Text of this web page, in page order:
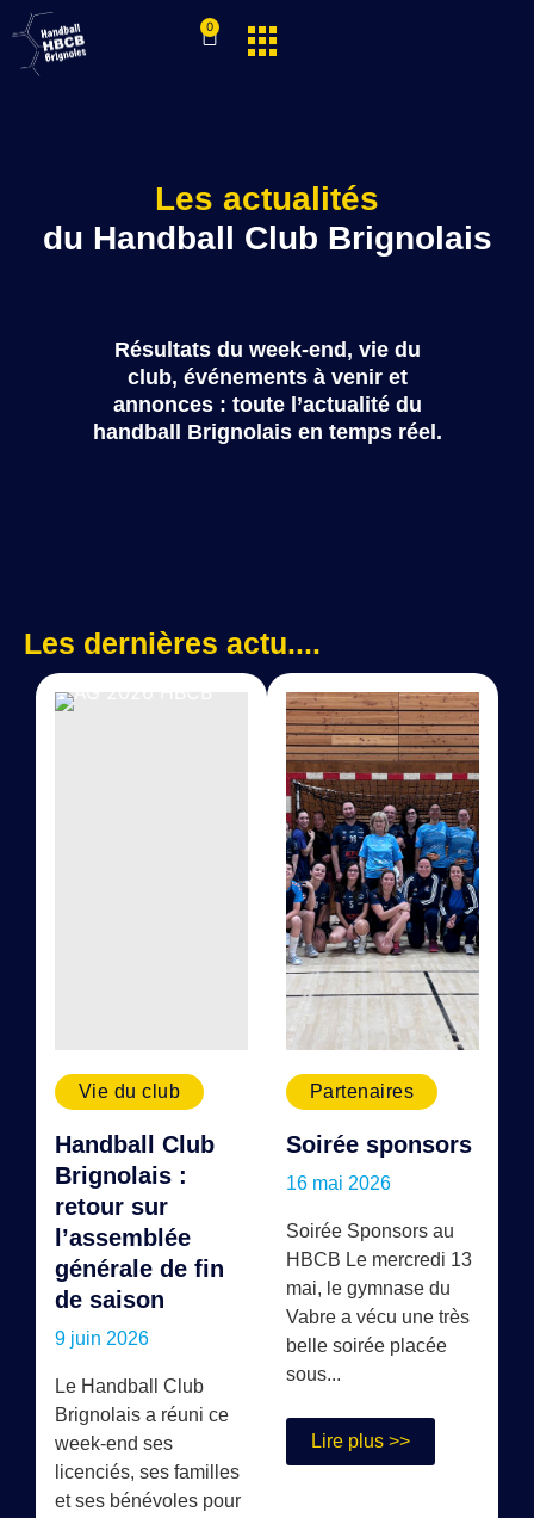
0
Les actualités
du Handball Club Brignolais
Résultats du week-end, vie du
club, événements à venir et
annonces : toute l’actualité du
handball Brignolais en temps réel.
Les dernières actu....
Vie du club
Handball Club
Brignolais :
retour sur
l’assemblée
générale de fin
de saison
9 juin 2026
Le Handball Club
Brignolais a réuni ce
week-end ses
licenciés, ses familles
et ses bénévoles pour
Partenaires
Soirée sponsors
16 mai 2026
Soirée Sponsors au
HBCB Le mercredi 13
mai, le gymnase du
Vabre a vécu une très
belle soirée placée
sous...
Lire plus >>